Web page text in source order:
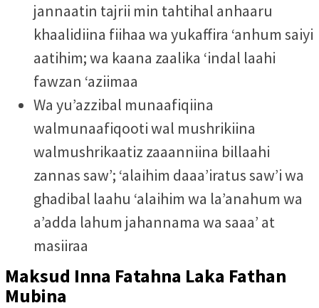
jannaatin tajrii min tahtihal anhaaru
khaalidiina fiihaa wa yukaffira ‘anhum saiyi
aatihim; wa kaana zaalika ‘indal laahi
fawzan ‘aziimaa
Wa yu’azzibal munaafiqiina
walmunaafiqooti wal mushrikiina
walmushrikaatiz zaaanniina billaahi
zannas saw’; ‘alaihim daaa’iratus saw’i wa
ghadibal laahu ‘alaihim wa la’anahum wa
a’adda lahum jahannama wa saaa’ at
masiiraa
Maksud Inna Fatahna Laka Fathan
Mubina